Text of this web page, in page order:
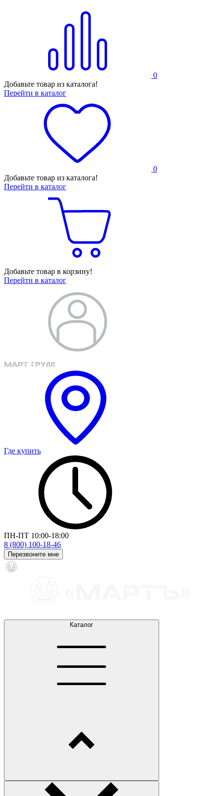
0
Добавьте товар из каталога!
Перейти в каталог
0
Добавьте товар из каталога!
Перейти в каталог
Добавьте товар в корзину!
Перейти в каталог
Где купить
ПН-ПТ 10:00-18:00
8 (800) 100-18-46
Перезвоните мне
Каталог